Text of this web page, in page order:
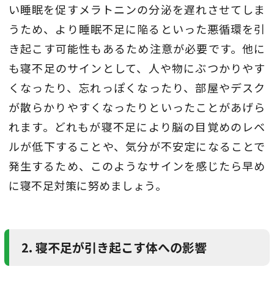
い睡眠を促すメラトニンの分泌を遅れさせてしま
うため、より睡眠不足に陥るといった悪循環を引
き起こす可能性もあるため注意が必要です。他に
も寝不足のサインとして、人や物にぶつかりやす
くなったり、忘れっぽくなったり、部屋やデスク
が散らかりやすくなったりといったことがあげら
れます。どれもが寝不足により脳の目覚めのレベ
ルが低下することや、気分が不安定になることで
発生するため、このようなサインを感じたら早め
に寝不足対策に努めましょう。
2. 寝不足が引き起こす体への影響